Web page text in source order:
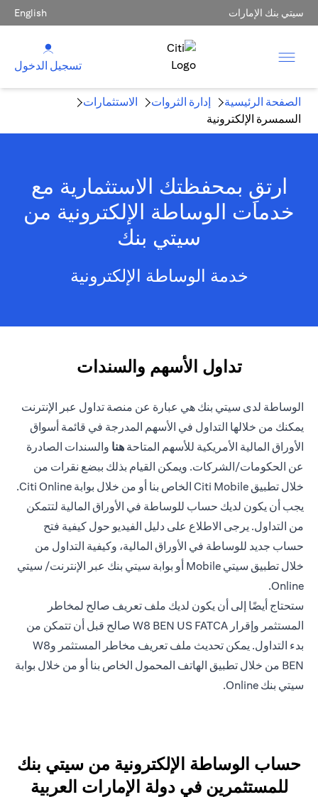
سيتي بنك الإمارات English
تسجيل الدخول
الصفحة الرئيسية إدارة الثروات
الاستثمارات
السمسرة الإلكترونية
ارتقِ بمحفظتك الاستثمارية مع
خدمات الوساطة الإلكترونية من
سيتي بنك
خدمة الوساطة الإلكترونية
تداول الأسهم والسندات
الوساطة لدى سيتي بنك هي عبارة عن منصة تداول عبر الإنترنت
يمكنك من خلالها التداول في الأسهم المدرجة في قائمة أسواق
الأوراق المالية الأمريكية للأسهم المتاحة هنا والسندات الصادرة
عن الحكومات/الشركات. ويمكن القيام بذلك ببضع نقرات من
خلال تطبيق Citi Mobile الخاص بنا أو من خلال بوابة Citi Online.
يجب أن يكون لديك حساب للوساطة في الأوراق المالية لتتمكن
من التداول. يرجى الاطلاع على دليل الفيديو حول كيفية فتح
حساب جديد للوساطة في الأوراق المالية، وكيفية التداول من
خلال تطبيق سيتي Mobile أو بوابة سيتي بنك عبر الإنترنت/ سيتي
Online.
ستحتاج أيضًا إلى أن يكون لديك ملف تعريف صالح لمخاطر
المستثمر وإقرار W8 BEN US FATCA صالح قبل أن تتمكن من
بدء التداول. يمكن تحديث ملف تعريف مخاطر المستثمر وW8
BEN من خلال تطبيق الهاتف المحمول الخاص بنا أو من خلال بوابة
سيتي بنك Online.
حساب الوساطة الإلكترونية من سيتي بنك
للمستثمرين في دولة الإمارات العربية